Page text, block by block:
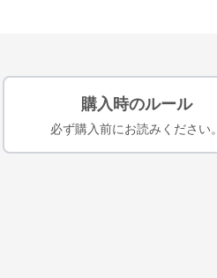
購入時のルール
必ず購入前にお読みください。